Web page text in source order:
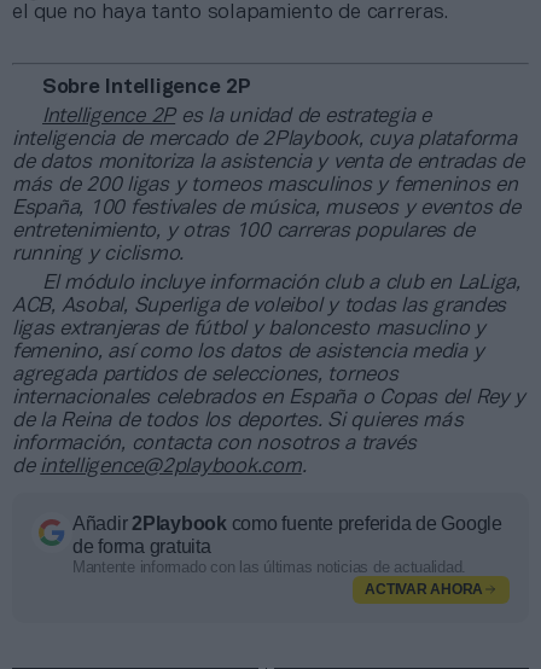
el que no haya tanto solapamiento de carreras.
Sobre Intelligence 2P
Intelligence 2Pes la unidad de estrategia e
inteligencia de mercado de 2Playbook, cuya plataforma
de datos monitoriza la asistencia y venta de entradas de
más de 200 ligas y torneos masculinos y femeninos en
España, 100 festivales de música, museos y eventos de
entretenimiento, y otras 100 carreras populares de
running y ciclismo.
El módulo incluye información club a club en LaLiga,
ACB, Asobal, Superliga de voleibol y todas las grandes
ligas extranjeras de fútbol y baloncesto masuclino y
femenino, así como los datos de asistencia media y
agregada partidos de selecciones, torneos
internacionales celebrados en España o Copas del Rey y
de la Reina de todos los deportes. Si quieres más
información, contacta con nosotros a través
de intelligence@2playbook.com.
Añadir2Playbook como fuente preferida de Google
de forma gratuita
Mantente informado con las últimas noticias de actualidad.
ACTIVAR AHORA